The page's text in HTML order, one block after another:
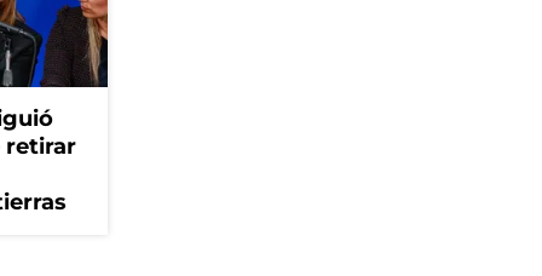
retirar